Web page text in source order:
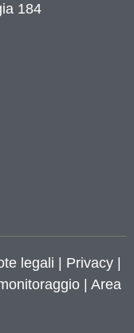
184
legali | Privacy|
| Area